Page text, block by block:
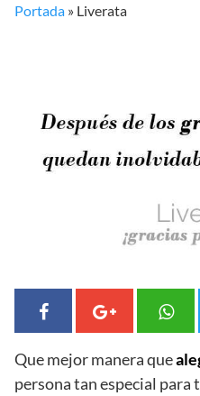
Portada » Liverata
Que mejor manera que
persona tan especial para